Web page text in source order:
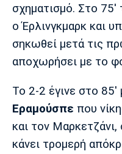
σχηματισμό. Στο 75'
ο Έρλινγκμαρκ και
σηκωθεί μετά τις
αποχωρήσει με το
Το 2-2 έγινε στο 85'
Εραμούσπε που
και τον
κάνει τρομερή